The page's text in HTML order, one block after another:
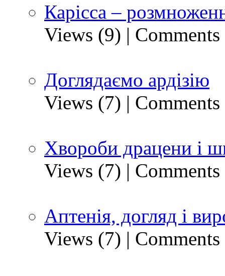
Карісса –
Views (9) |
Доглядаємо ардізію
Views (7) |
Хвороби драцени і
Views (7) |
Аптенія, догляд і
Views (7) |